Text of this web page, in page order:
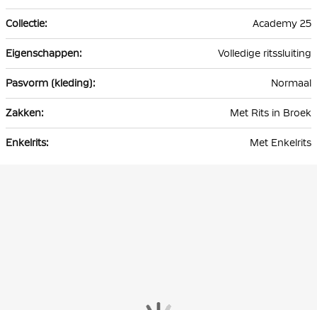
Academy 25
Volledige ritssluiting
Normaal
Met Rits in Broek
Met Enkelrits